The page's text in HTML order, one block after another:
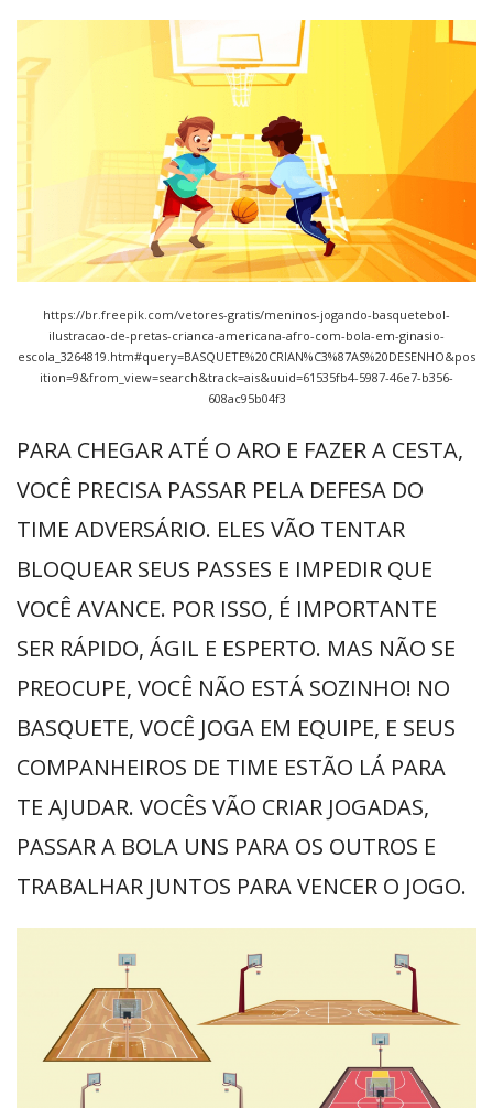
https://br.freepik.com/vetores-gratis/meninos-jogando-basquetebol-
ilustracao-de-pretas-crianca-americana-afro-com-bola-em-ginasio-
escola_3264819.htm#query=BASQUETE%20CRIAN%C3%87AS%20DESENHO&pos
ition=9&from_view=search&track=ais&uuid=61535fb4-5987-46e7-b356-
608ac95b04f3
PARA CHEGAR ATÉ O ARO E FAZER A CESTA,
VOCÊ PRECISA PASSAR PELA DEFESA DO
TIME ADVERSÁRIO. ELES VÃO TENTAR
BLOQUEAR SEUS PASSES E IMPEDIR QUE
VOCÊ AVANCE. POR ISSO, É IMPORTANTE
SER RÁPIDO, ÁGIL E ESPERTO. MAS NÃO SE
PREOCUPE, VOCÊ NÃO ESTÁ SOZINHO! NO
BASQUETE, VOCÊ JOGA EM EQUIPE, E SEUS
COMPANHEIROS DE TIME ESTÃO LÁ PARA
TE AJUDAR. VOCÊS VÃO CRIAR JOGADAS,
PASSAR A BOLA UNS PARA OS OUTROS E
TRABALHAR JUNTOS PARA VENCER O JOGO.